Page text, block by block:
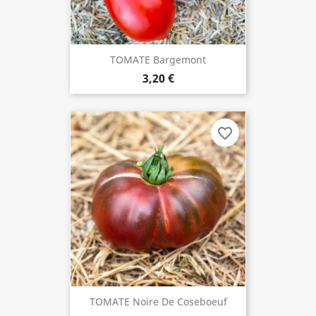
TOMATE Bargemont
3,20 €
TOMATE Noire De Coseboeuf
favorite_border